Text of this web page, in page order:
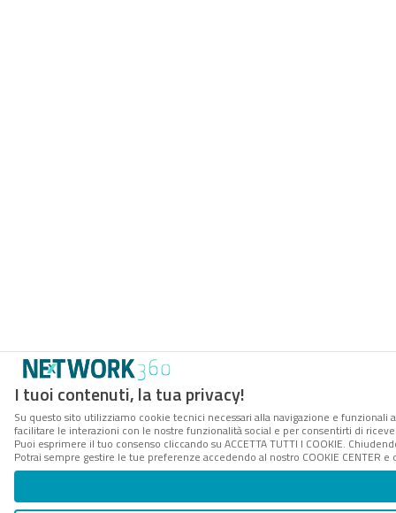
I tuoi contenuti, la tua privacy!
Su questo sito utilizziamo cookie tecnici necessari alla navigazione e
facilitare le interazioni con le nostre funzionalità social e per consentirti di
Puoi esprimere il tuo consenso cliccando su ACCETTA TUTTI I COOKIE.
Potrai sempre gestire le tue preferenze accedendo al nostro COOKIE